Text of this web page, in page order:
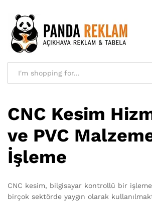
CNC Kesim
ve PVC
İşleme
CNC kesim, bilgisayar kontrollü bir
birçok sektörde yaygın olarak